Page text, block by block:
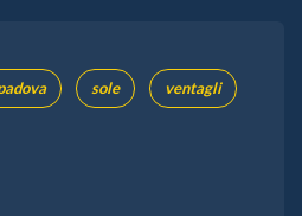
sole ventagli